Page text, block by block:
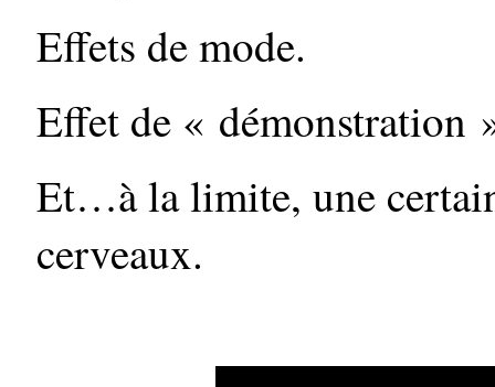
Effets de mode.
Effet de « démonstration
Et…à la limite, une
cerveaux.